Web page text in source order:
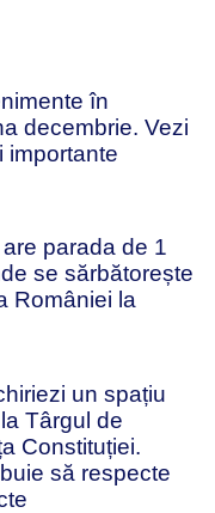
în
decembrie. Vezi
importante
parada de 1
se sărbătorește
României la
un spațiu
Târgul de
Constituției.
să respecte